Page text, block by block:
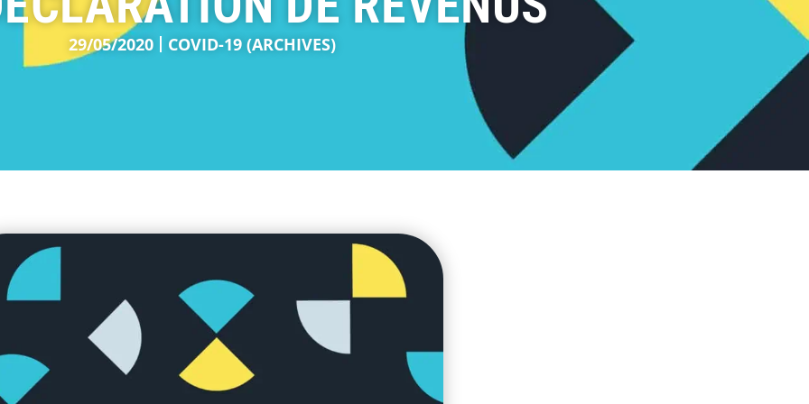
29/05/2020 COVID-19 (ARCHIVES)